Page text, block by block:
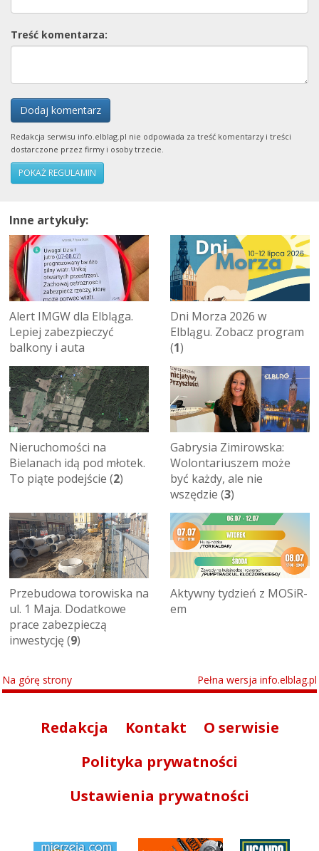
Treść komentarza:
Dodaj komentarz
Redakcja serwisu info.elblag.pl nie odpowiada za treść komentarzy i treści
dostarczone przez firmy i osoby trzecie.
POKAŻ REGULAMIN
Inne artykuły:
Alert IMGW dla Elbląga.
Lepiej zabezpieczyć
balkony i auta
Dni Morza 2026 w
Elblągu. Zobacz program
(1)
Nieruchomości na
Bielanach idą pod młotek.
To piąte podejście (2)
Gabrysia Zimirowska:
Wolontariuszem może
być każdy, ale nie
wszędzie (3)
Przebudowa torowiska na
ul. 1 Maja. Dodatkowe
prace zabezpieczą
inwestycję (9)
Aktywny tydzień z MOSiR-
em
Na górę strony Pełna wersja info.elblag.pl
Redakcja Kontakt
O serwisie
Polityka prywatności
Ustawienia prywatności